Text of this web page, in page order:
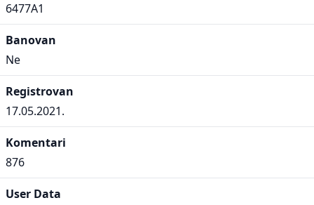
6477A1
Banovan
Ne
Registrovan
17.05.2021.
Komentari
876
User Data